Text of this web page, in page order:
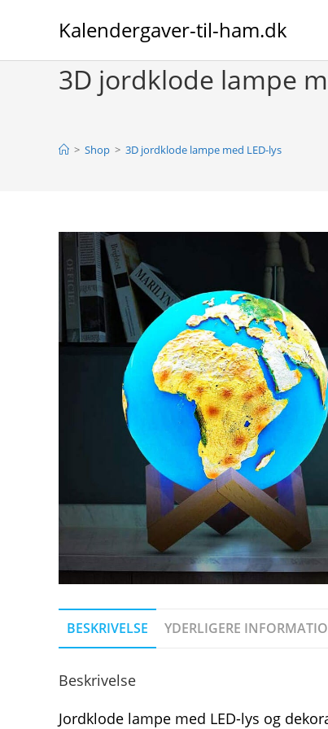
Kalendergaver-til-ham.dk
3D jordklode lampe
> Shop > 3D jordklode lampe med LED-lys
BESKRIVELSE YDERLIGERE
Beskrivelse
Jordklode lampe med LED-lys og